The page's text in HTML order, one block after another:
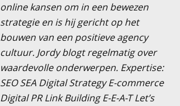
online kansen om in een bewezen
strategie en is hij gericht op het
bouwen van een positieve agency
cultuur. Jordy blogt regelmatig over
waardevolle onderwerpen. Expertise:
SEO SEA Digital Strategy E-commerce
Digital PR Link Building E-E-A-T Let’s